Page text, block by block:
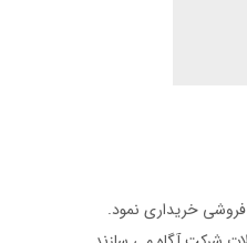
خریداری نمود.